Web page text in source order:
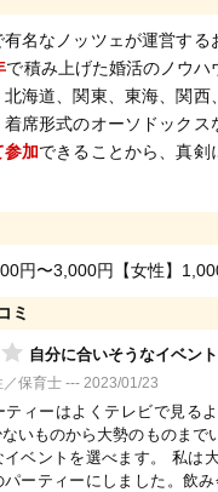
名なノッツェが運営する
で積み上げた婚活のノウハ
北海道、関東、東海、関
着席形式のオーソドックス
参加できることから、真剣
円〜3,000円【女性】
ミ
自分に合いそうなイベン
／保育士 --- 2023/01/23
ティーはよくテレビで見る
いものから大勢のものまで
イベントを選べます。 私は
ーティーにしました。飲